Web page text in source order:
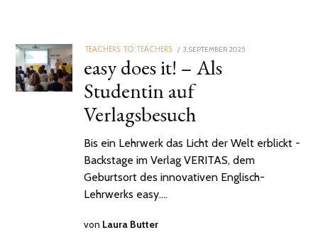
TEACHERS TO TEACHERS
POSTED
3. SEPTEMBER 2025
easy does it! – Als
Studentin auf
Verlagsbesuch
Bis ein Lehrwerk das Licht der Welt erblickt -
Backstage im Verlag VERITAS, dem
Geburtsort des innovativen Englisch-
Lehrwerks easy.…
von Laura Butter